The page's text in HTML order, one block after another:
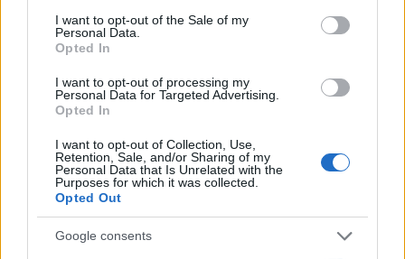
consent section.
I want to opt-out of the Sale of my
Personal Data.
Opted In
I want to opt-out of processing my
Personal Data for Targeted Advertising.
Opted In
I want to opt-out of Collection, Use,
Retention, Sale, and/or Sharing of my
Personal Data that Is Unrelated with the
Purposes for which it was collected.
Opted Out
Google consents
στην Ουκρανία. Πολλά ρωσικά γεράκια έχουν
ταχθεί υπέρ της επανέναρξης των δοκιμών.
Ο Πούτιν σημείωσε ότι ενώ ορισμένοι ειδικοί
πραγματοποιηθούν πυρηνικές δοκιμές, δεν έχει
ακόμη σχηματίσει γνώμη για το θέμα.
Ο υφυπουργός Εξωτερικών της Ρωσίας, Σεργκέι